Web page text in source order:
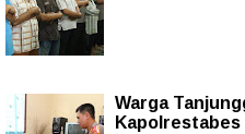
Warga
Kapolrestabes